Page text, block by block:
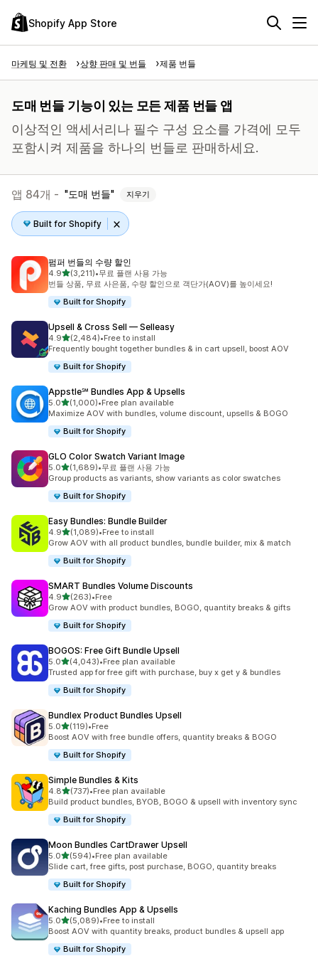
Shopify App Store
마케팅 및 전환 상향 판매 및 번들 제품 번들
도매 번들 기능이 있는 모든 제품 번들 앱
이상적인 액세서리나 필수 구성 요소를 가격에 모두
포함시켜 제품을 하나의 번들로 판매하세요.
앱 84개 - 도매 번들 지우기
Built for Shopify
펌퍼 번들의 수량 할인
4.9별 5개 중
(3,211)
총 리뷰 3211개
•무료 플랜 사용 가능
번들 상품, 무료 사은품, 수량 할인으로 객단가(AOV)를 높이세요!
Built for Shopify
Upsell & Cross Sell — Selleasy
4.9별 5개 중
(2,484)
총 리뷰 2484개
•Free to install
Frequently bought together bundles & in cart upsell, boost AOV
Built for Shopify
Appstle℠ Bundles App & Upsells
5.0별 5개 중
(1,000)
총 리뷰 1000개
•Free plan available
Maximize AOV with bundles, volume discount, upsells & BOGO
Built for Shopify
GLO Color Swatch Variant Image
5.0별 5개 중
(1,689)
총 리뷰 1689개
•무료 플랜 사용 가능
Group products as variants, show variants as color swatches
Built for Shopify
Easy Bundles: Bundle Builder
4.9별 5개 중
(1,089)
총 리뷰 1089개
•Free to install
Grow AOV with all product bundles, bundle builder, mix & match
Built for Shopify
SMART Bundles Volume Discounts
4.9별 5개 중
(263)
총 리뷰 263개
•Free
Grow AOV with product bundles, BOGO, quantity breaks & gifts
Built for Shopify
BOGOS: Free Gift Bundle Upsell
5.0별 5개 중
(4,043)
총 리뷰 4043개
•Free plan available
Trusted app for free gift with purchase, buy x get y & bundles
Built for Shopify
Bundlex Product Bundles Upsell
5.0별 5개 중
(119)
총 리뷰 119개
•Free
Boost AOV with free bundle offers, quantity breaks & BOGO
Built for Shopify
Simple Bundles & Kits
4.8별 5개 중
(737)
총 리뷰 737개
•Free plan available
Build product bundles, BYOB, BOGO & upsell with inventory sync
Built for Shopify
Moon Bundles CartDrawer Upsell
5.0별 5개 중
(594)
총 리뷰 594개
•Free plan available
Slide cart, free gifts, post purchase, BOGO, quantity breaks
Built for Shopify
Kaching Bundles App & Upsells
5.0별 5개 중
(5,089)
총 리뷰 5089개
•Free to install
Boost AOV with quantity breaks, product bundles & upsell app
Built for Shopify